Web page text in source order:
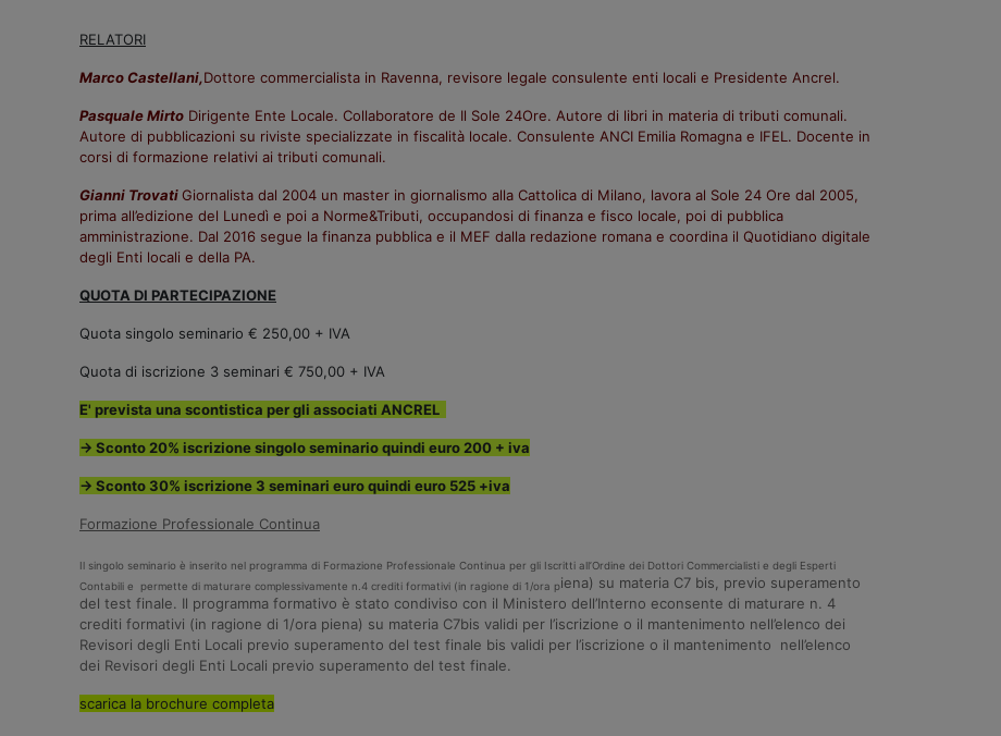
RELATORI
Marco Castellani,Dottore commercialista in Ravenna, revisore legale consulente enti locali e Presidente Ancrel.
Pasquale Mirto Dirigente Ente Locale. Collaboratore de Il Sole 24Ore. Autore di libri in materia di tributi comunali.
Autore di pubblicazioni su riviste specializzate in fiscalità locale. Consulente ANCI Emilia Romagna e IFEL. Docente in
corsi di formazione relativi ai tributi comunali.
Gianni TrovatiGiornalista dal 2004 un master in giornalismo alla Cattolica di Milano, lavora al Sole 24 Ore dal 2005,
prima all’edizione del Lunedì e poi a Norme&Tributi, occupandosi di finanza e fisco locale, poi di pubblica
amministrazione. Dal 2016 segue la finanza pubblica e il MEF dalla redazione romana e coordina il Quotidiano digitale
degli Enti locali e della PA.
QUOTA DI PARTECIPAZIONE
Quota singolo seminario € 250,00 + IVA
Quota di iscrizione 3 seminari € 750,00 + IVA
E' prevista una scontistica per gli associati ANCREL
→ Sconto 20% iscrizione singolo seminario quindi euro 200 + iva
→ Sconto 30% iscrizione 3 seminari euro quindi euro 525 +iva
Formazione Professionale Continua
Il singolo seminario è inserito nel programma di Formazione Professionale Continua per gli Iscritti all’Ordine dei Dottori Commercialisti e degli Esperti
Contabili e permette di maturare complessivamente n.4 crediti formativi (in ragione di 1/ora piena) su materia C7 bis, previo superamento
del test finale. Il programma formativo è stato condiviso con il Ministero dell’Interno econsente di maturare n. 4
crediti formativi (in ragione di 1/ora piena) su materia C7bis validi per l’iscrizione o il mantenimento nell’elenco dei
Revisori degli Enti Locali previo superamento del test finale bis validi per l’iscrizione o il mantenimento nell’elenco
dei Revisori degli Enti Locali previo superamento del test finale.
scarica la brochure completa